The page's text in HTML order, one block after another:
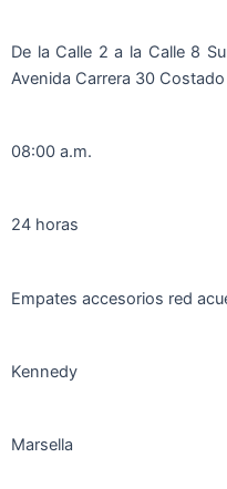
De la Calle 2 a la Calle 8
Avenida Carrera 30
08:00 a.m.
24 horas
Empates accesorios red
Kennedy
Marsella